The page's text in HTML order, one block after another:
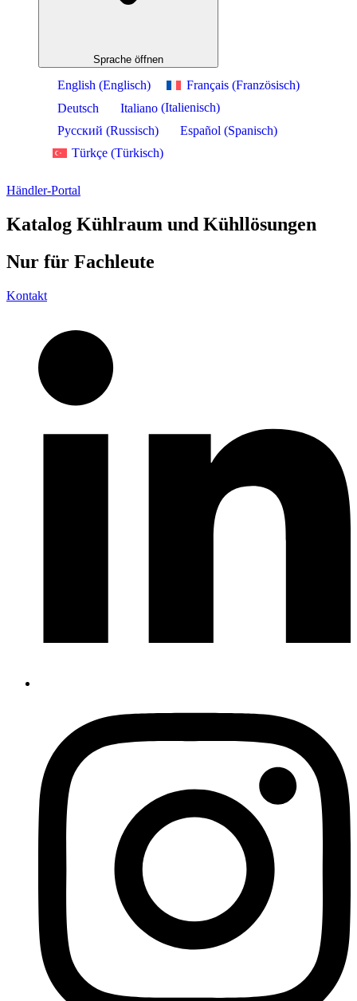
Sprache öffnen
English (Englisch) Français(Französisch)
Deutsch
Italiano(Italienisch)
Русский (Russisch) Español (Spanisch)
Türkçe (Türkisch)
Händler-Portal
Katalog Kühlraum und Kühllösungen
Nur für Fachleute
Kontakt